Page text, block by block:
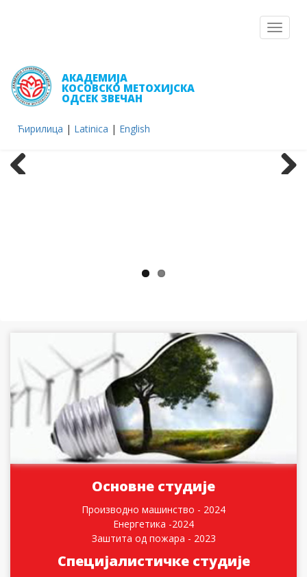
Toggle
АКАДЕМИЈА
КОСОВСКО МЕТОХИЈСКА
ОДСЕК ЗВЕЧАН
Ћирилица | Latinica | English
Основне студије
Производно машинство - 2024
Енергетика -2024
Заштита од пожара - 2023
Специјалистичке студије